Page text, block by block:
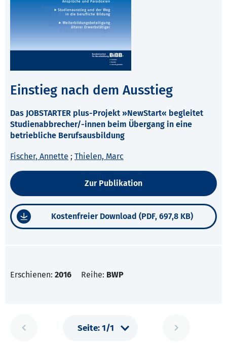
Einstieg nach dem Ausstieg
Das JOBSTARTER plus-Projekt »NewStart« begleitet
Studienabbrecher/-innen beim Übergang in eine
betriebliche Berufsausbildung
Fischer, Annette ; Thielen, Marc
Zur Publikation
Kostenfreier Download (PDF, 697,8 KB)
Erschienen: 2016 Reihe: BWP